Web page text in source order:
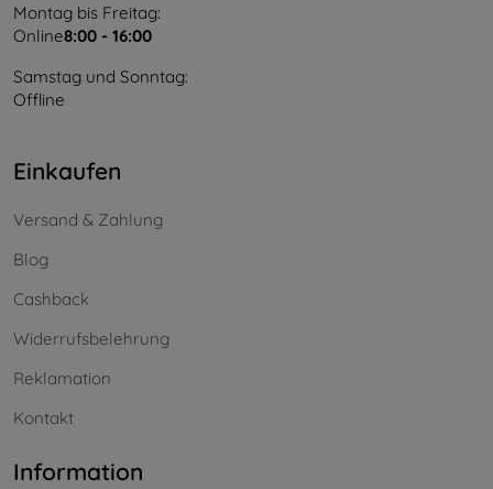
Montag bis Freitag:
Online8:00 - 16:00
Samstag und Sonntag:
Offline
Einkaufen
Versand & Zahlung
Blog
Cashback
Widerrufsbelehrung
Reklamation
Kontakt
Information